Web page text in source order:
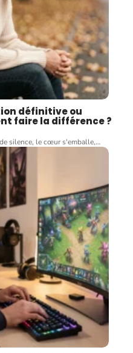
définitive ou
faire la différence ?
silence, le cœur s'emballe,…